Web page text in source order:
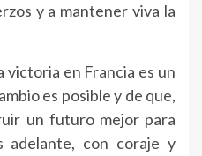
y a mantener viva la
victoria en Francia es un
es posible y de que,
un futuro mejor para
adelante, con coraje y